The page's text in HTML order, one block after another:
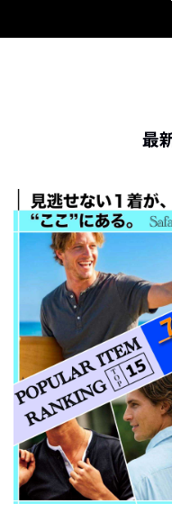
最